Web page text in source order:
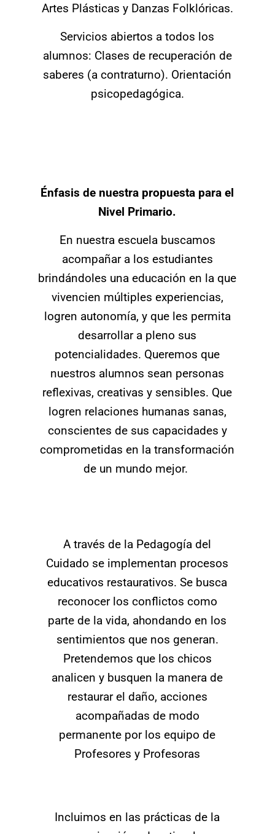
Artes Plásticas y Danzas Folklóricas.
Servicios abiertos a todos los
alumnos: Clases de recuperación de
saberes (a contraturno). Orientación
psicopedagógica.
Énfasis de nuestra propuesta para el
Nivel Primario.
En nuestra escuela buscamos
acompañar a los estudiantes
brindándoles una educación en la que
vivencien múltiples experiencias,
logren autonomía, y que les permita
desarrollar a pleno sus
potencialidades. Queremos que
nuestros alumnos sean personas
reflexivas, creativas y sensibles. Que
logren relaciones humanas sanas,
conscientes de sus capacidades y
comprometidas en la transformación
de un mundo mejor.
A través de la Pedagogía del
Cuidado se implementan procesos
educativos restaurativos. Se busca
reconocer los conflictos como
parte de la vida, ahondando en los
sentimientos que nos generan.
Pretendemos que los chicos
analicen y busquen la manera de
restaurar el daño, acciones
acompañadas de modo
permanente por los equipo de
Profesores y Profesoras
Incluimos en las prácticas de la